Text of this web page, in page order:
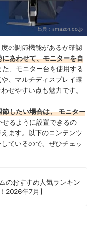
出典： amazon.co.jp
の調節機能があるか確認
あわせて、モニターを自
た、モニター台を使用する
、マルチディスプレイ環
せやすい点も魅力です。
したい場合は、 モニター
せるように設置できるの
ます。 以下のコンテンツ
ているので、ぜひチェッ
のおすすめ人気ランキン
2026年7月】